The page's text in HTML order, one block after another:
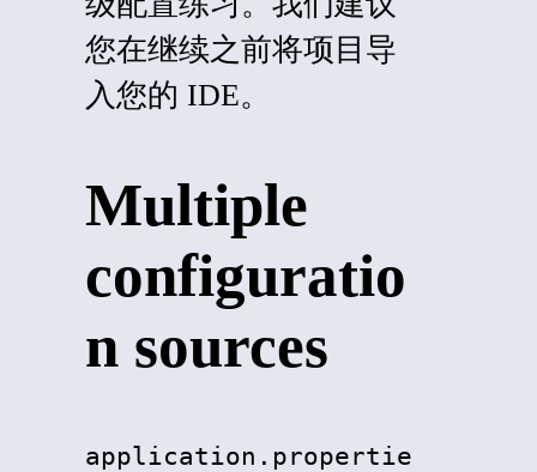
您在继续之前将项目导
入您的 IDE。
Multiple
configuratio
n sources
application.propertie